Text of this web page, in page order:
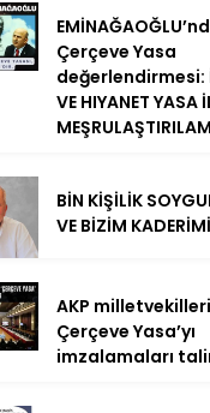
Çerçeve Yasa
değerlendirmesi:
VE HIYANET YASA
BİN KİŞİLİK
VE BİZİM
AKP
Çerçeve Yasa’yı
imzalamaları